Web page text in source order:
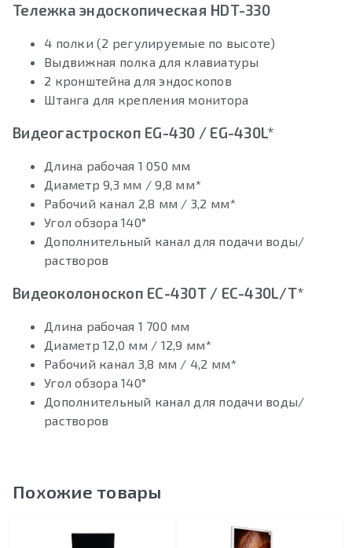
Тележка эндоскопическая HDT-330
4 полки (2 регулируемые по высоте)
Выдвижная полка для клавиатуры
2 кронштейна для эндоскопов
Штанга для крепления монитора
Видеогастроскоп EG-430 / EG-430L*
Длина рабочая 1 050 мм
Диаметр 9,3 мм / 9,8 мм*
Рабочий канал 2,8 мм / 3,2 мм*
Угол обзора 140°
Дополнительный канал для подачи воды/
растворов
Видеоколоноскоп EС-430T / EС-430L/T*
Длина рабочая 1 700 мм
Диаметр 12,0 мм / 12,9 мм*
Рабочий канал 3,8 мм / 4,2 мм*
Угол обзора 140°
Дополнительный канал для подачи воды/
растворов
Похожие товары